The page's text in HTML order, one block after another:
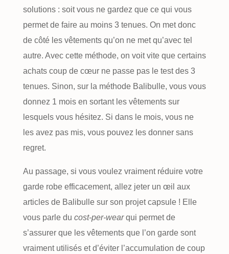
solutions : soit vous ne gardez que ce qui vous
permet de faire au moins 3 tenues. On met donc
de côté les vêtements qu’on ne met qu’avec tel
autre. Avec cette méthode, on voit vite que certains
achats coup de cœur ne passe pas le test des 3
tenues. Sinon, sur la méthode Balibulle, vous vous
donnez 1 mois en sortant les vêtements sur
lesquels vous hésitez. Si dans le mois, vous ne
les avez pas mis, vous pouvez les donner sans
regret.
Au passage, si vous voulez vraiment réduire votre
garde robe efficacement, allez jeter un œil aux
articles de Balibulle sur son projet capsule ! Elle
vous parle du cost-per-wearqui permet de
s’assurer que les vêtements que l’on garde sont
vraiment utilisés et d’éviter l’accumulation de coup